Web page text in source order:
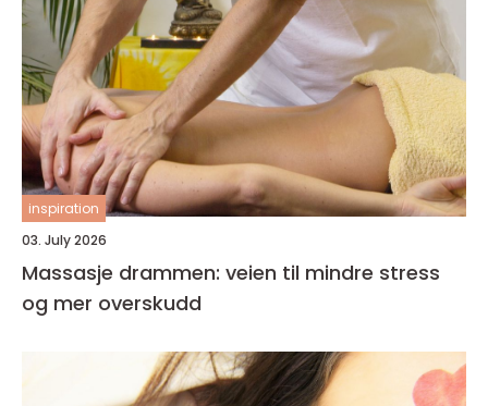
inspiration
03. July 2026
Massasje drammen: veien til mindre stress
og mer overskudd